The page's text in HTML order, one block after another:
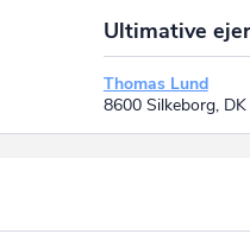
Ultimative
Thomas Lund
8600 Silkeborg, DK